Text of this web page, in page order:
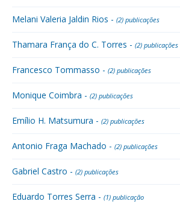
Melani Valeria Jaldin Rios - (2) publicações
Thamara França do C. Torres - (2) publicações
Francesco Tommasso - (2) publicações
Monique Coimbra - (2) publicações
Emílio H. Matsumura - (2) publicações
Antonio Fraga Machado - (2) publicações
Gabriel Castro - (2) publicações
Eduardo Torres Serra - (1) publicação